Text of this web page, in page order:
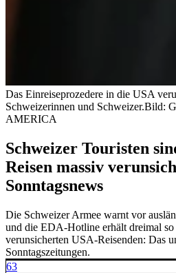
Das Einreiseprozedere in die USA
Schweizerinnen und Schweizer.Bild:
AMERICA
Schweizer Touristen
Reisen massiv
Sonntagsnews
Die Schweizer Armee warnt vor
und die EDA-Hotline erhält dreimal
verunsicherten USA-Reisenden: Das
Sonntagszeitungen.
63